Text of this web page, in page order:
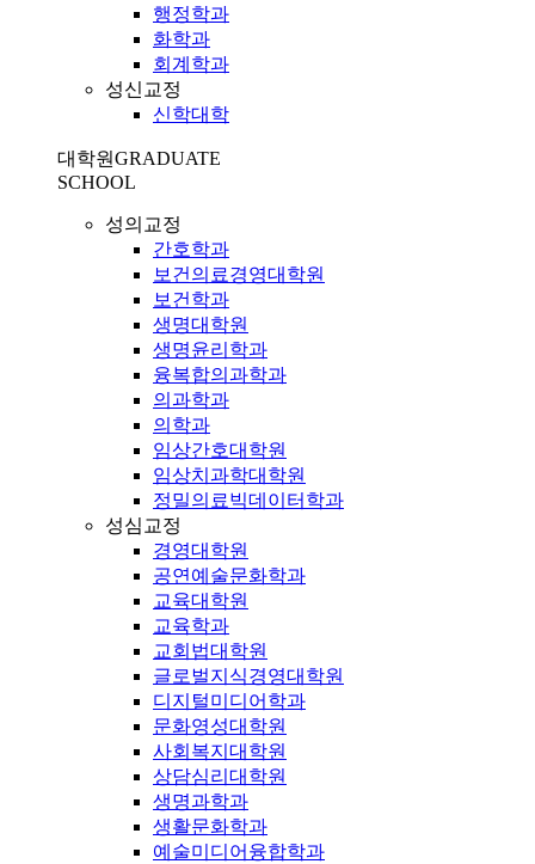
행정학과
화학과
회계학과
성신교정
신학대학
대학원GRADUATE
SCHOOL
성의교정
간호학과
보건의료경영대학원
보건학과
생명대학원
생명윤리학과
융복합의과학과
의과학과
의학과
임상간호대학원
임상치과학대학원
정밀의료빅데이터학과
성심교정
경영대학원
공연예술문화학과
교육대학원
교육학과
교회법대학원
글로벌지식경영대학원
디지털미디어학과
문화영성대학원
사회복지대학원
상담심리대학원
생명과학과
생활문화학과
예술미디어융합학과